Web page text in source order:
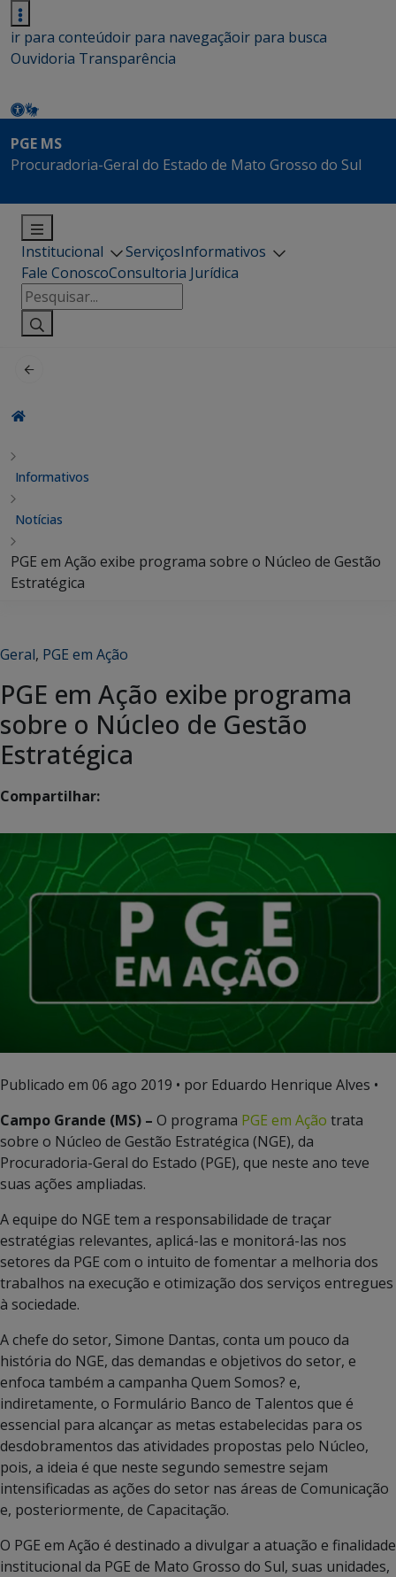
ir para conteúdoir para navegaçãoir para busca
Ouvidoria Transparência
PGE MS
Procuradoria-Geral do Estado de Mato Grosso do Sul
Institucional ServiçosInformativos
Fale ConoscoConsultoria Jurídica
Pesquisar
por:
Informativos
Notícias
PGE em Ação exibe programa sobre o Núcleo de Gestão
Estratégica
Geral, PGE em Ação
PGE em Ação exibe programa
sobre o Núcleo de Gestão
Estratégica
Compartilhar:
Publicado em 06 ago 2019 • por Eduardo Henrique Alves •
Campo Grande (MS) – O programa PGE em Ação trata
sobre o Núcleo de Gestão Estratégica (NGE), da
Procuradoria-Geral do Estado (PGE), que neste ano teve
suas ações ampliadas.
A equipe do NGE tem a responsabilidade de traçar
estratégias relevantes, aplicá-las e monitorá-las nos
setores da PGE com o intuito de fomentar a melhoria dos
trabalhos na execução e otimização dos serviços entregues
à sociedade.
A chefe do setor, Simone Dantas, conta um pouco da
história do NGE, das demandas e objetivos do setor, e
enfoca também a campanha Quem Somos? e,
indiretamente, o Formulário Banco de Talentos que é
essencial para alcançar as metas estabelecidas para os
desdobramentos das atividades propostas pelo Núcleo,
pois, a ideia é que neste segundo semestre sejam
intensificadas as ações do setor nas áreas de Comunicação
e, posteriormente, de Capacitação.
O PGE em Ação é destinado a divulgar a atuação e finalidade
institucional da PGE de Mato Grosso do Sul, suas unidades,